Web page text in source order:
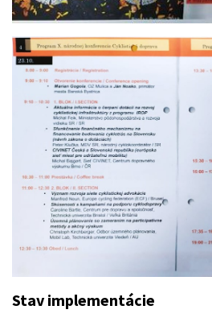
Stav implementácie